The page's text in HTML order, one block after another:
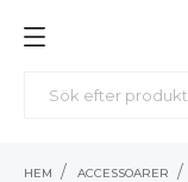
HEM ACCESSOARER